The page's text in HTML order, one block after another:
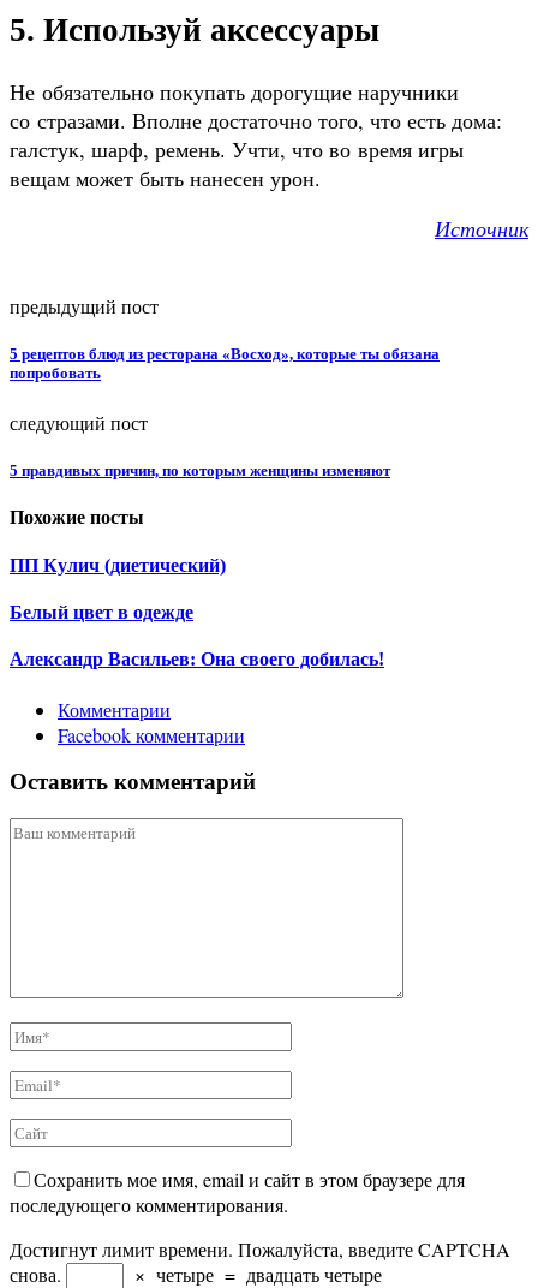
5. Используй аксессуары
Не обязательно покупать дорогущие наручники
со стразами. Вполне достаточно того, что есть дома:
галстук, шарф, ремень. Учти, что во время игры
вещам может быть нанесен урон.
Источник
предыдущий пост
5 рецептов блюд из ресторана «Восход», которые ты обязана
попробовать
следующий пост
5 правдивых причин, по которым женщины изменяют
Похожие посты
ПП Кулич (диетический)
Белый цвет в одежде
Александр Васильев: Она своего добилась!
Комментарии
Facebook комментарии
Оставить комментарий
Сохранить мое имя, email и сайт в этом браузере для
последующего комментирования.
Достигнут лимит времени. Пожалуйста, введите CAPTCHA
снова.
× четыре = двадцать четыре